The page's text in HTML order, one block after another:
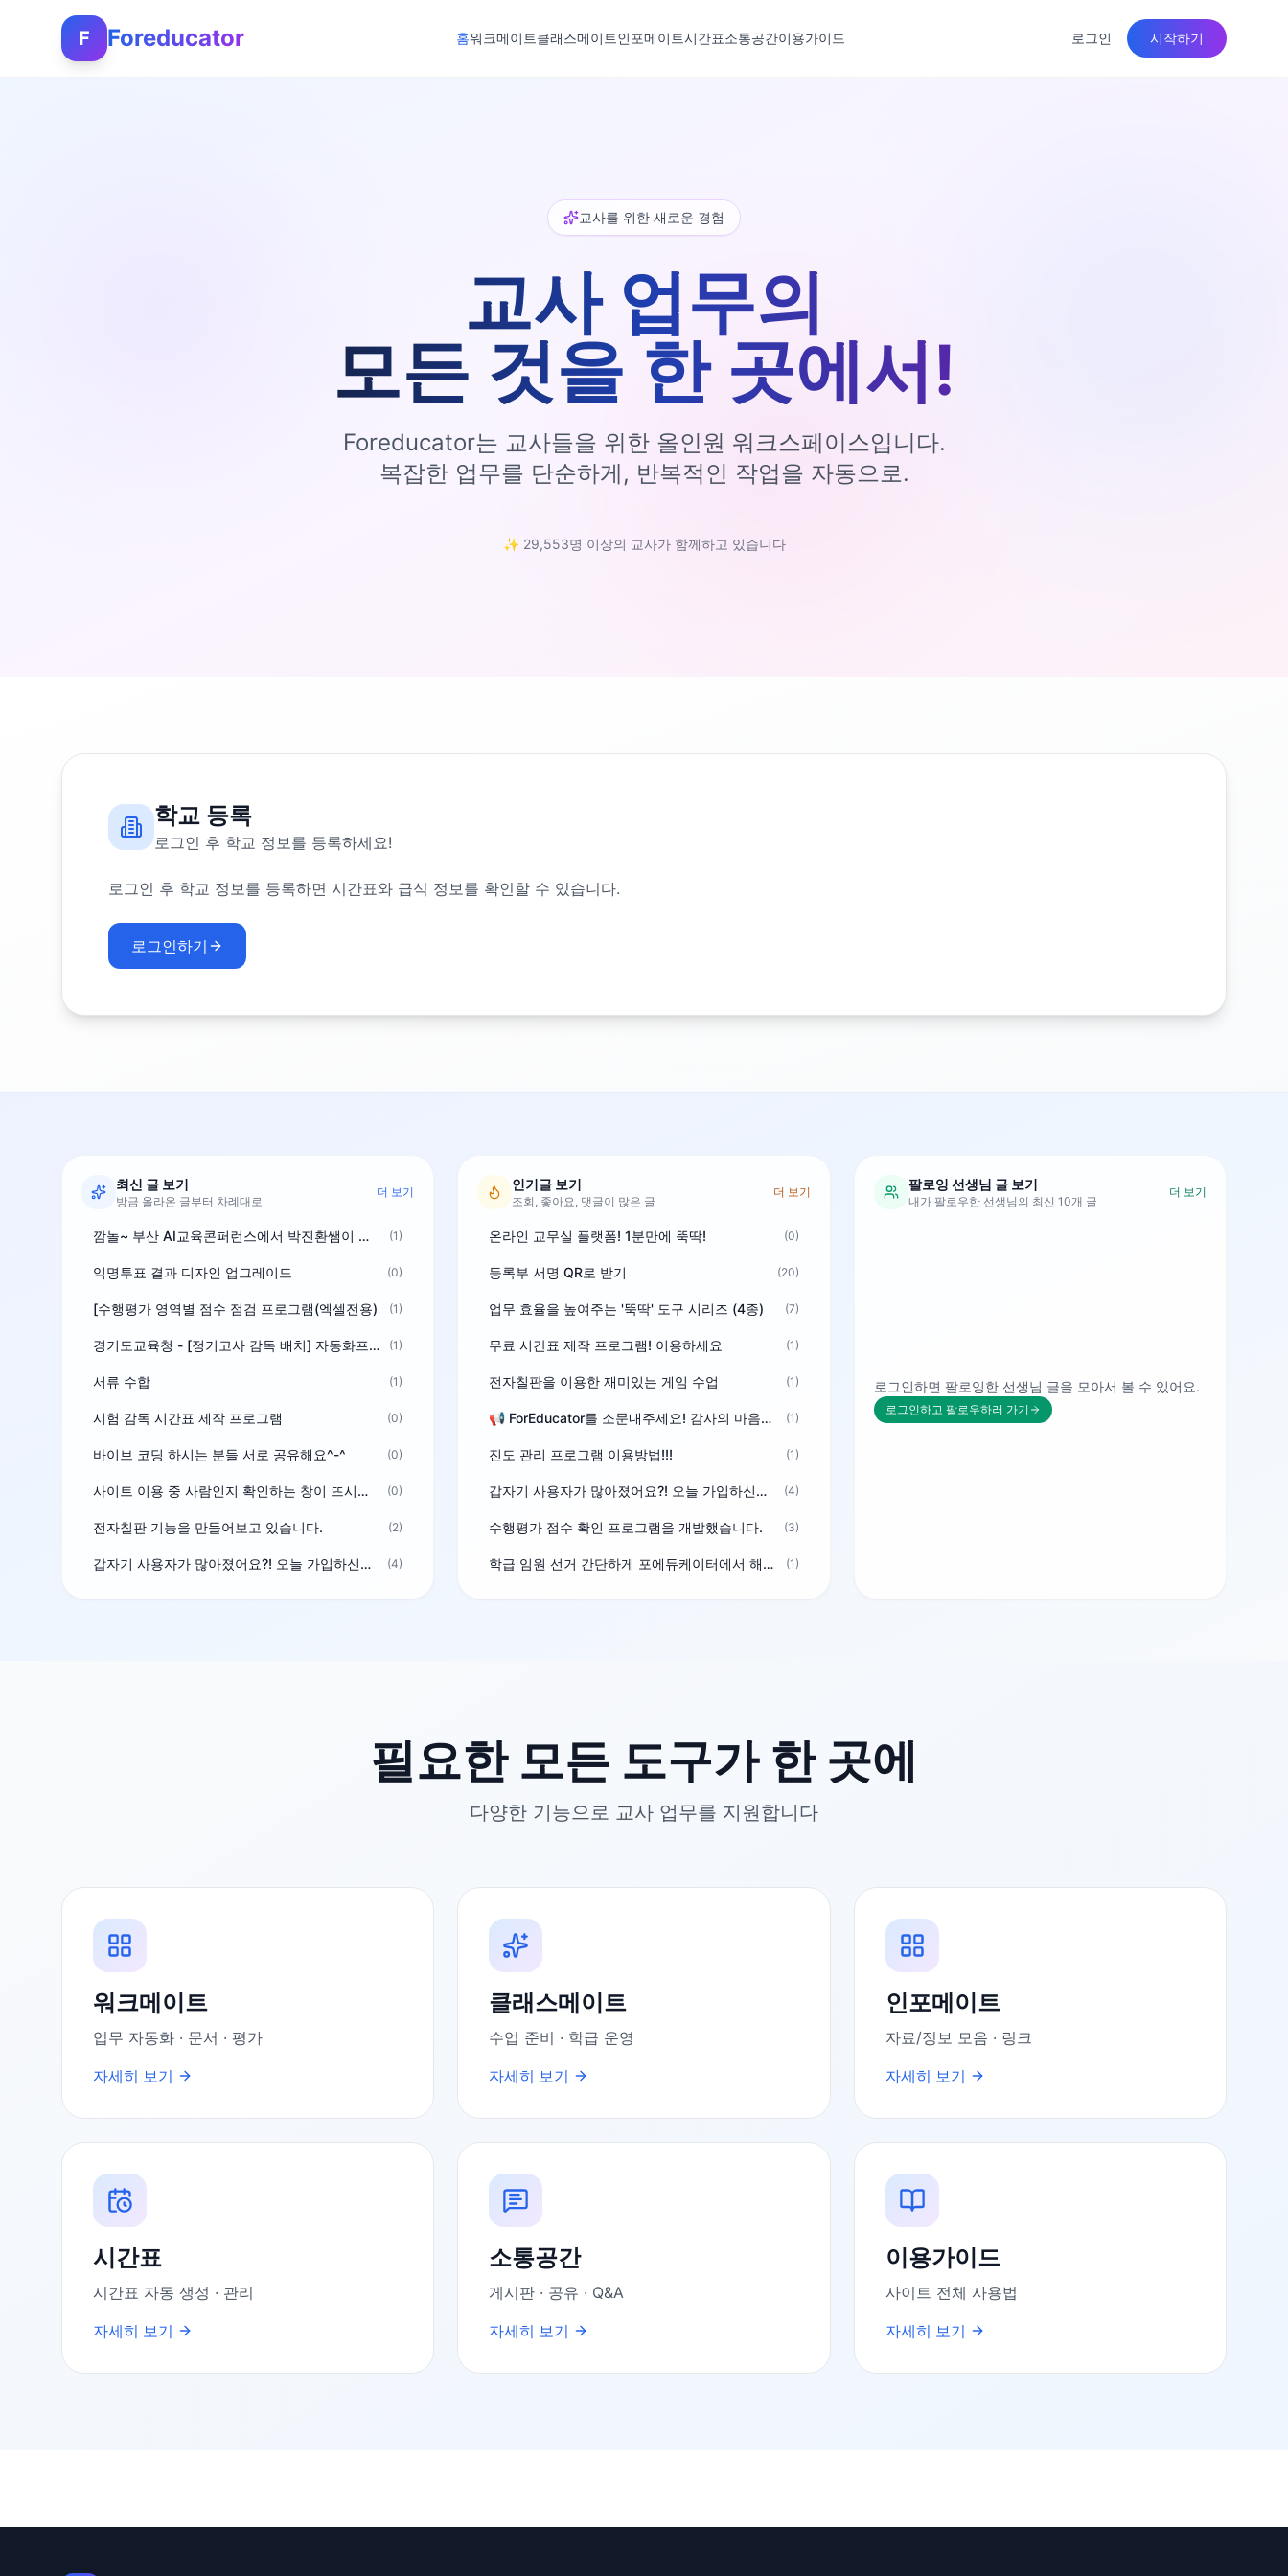
F Foreducator 홈워크메이트클래스메이트인포메이트시간표소통공간이용가이드 로그인 시작하기
교사를 위한 새로운 경험
교사 업무의
모든 것을 한 곳에서!
Foreducator는 교사들을 위한 올인원 워크스페이스입니다.
복잡한 업무를 단순하게, 반복적인 작업을 자동으로.
✨ 29,553명 이상의 교사가 함께하고 있습니다
학교 등록
로그인 후 학교 정보를 등록하세요!
로그인 후 학교 정보를 등록하면 시간표와 급식 정보를 확인할 수 있습니다.
로그인하기
최신 글 보기
방금 올라온 글부터 차례대로
더 보기
깜놀~ 부산 AI교육콘퍼런스에서 박진환쌤이 상받으려 나오셨네요~ ^^ (1)
익명투표 결과 디자인 업그레이드 (0)
[수행평가 영역별 점수 점검 프로그램(엑셀전용) (1)
경기도교육청 - [정기고사 감독 배치] 자동화프로그램 보급 (1)
서류 수합 (1)
시험 감독 시간표 제작 프로그램 (0)
바이브 코딩 하시는 분들 서로 공유해요^-^ (0)
사이트 이용 중 사람인지 확인하는 창이 뜨시는 분은 알려주세요 (0)
전자칠판 기능을 만들어보고 있습니다. (2)
갑자기 사용자가 많아졌어요?! 오늘 가입하신분^^ (4)
인기글 보기
조회, 좋아요, 댓글이 많은 글
더 보기
온라인 교무실 플랫폼! 1분만에 뚝딱! (0)
등록부 서명 QR로 받기 (20)
업무 효율을 높여주는 '뚝딱' 도구 시리즈 (4종) (7)
무료 시간표 제작 프로그램! 이용하세요 (1)
전자칠판을 이용한 재미있는 게임 수업 (1)
📢 ForEducator를 소문내주세요! 감사의 마음을 담은 포인트 선물 (1)
진도 관리 프로그램 이용방법!!! (1)
갑자기 사용자가 많아졌어요?! 오늘 가입하신분^^ (4)
수행평가 점수 확인 프로그램을 개발했습니다. (3)
학급 임원 선거 간단하게 포에듀케이터에서 해결하세요! (1)
팔로잉 선생님 글 보기
내가 팔로우한 선생님의 최신 10개 글
더 보기
로그인하면 팔로잉한 선생님 글을 모아서 볼 수 있어요.
로그인하고 팔로우하러 가기
필요한 모든 도구가 한 곳에
다양한 기능으로 교사 업무를 지원합니다
워크메이트
업무 자동화 · 문서 · 평가
자세히 보기
클래스메이트
수업 준비 · 학급 운영
자세히 보기
인포메이트
자료/정보 모음 · 링크
자세히 보기
시간표
시간표 자동 생성 · 관리
자세히 보기
소통공간
게시판 · 공유 · Q&A
자세히 보기
이용가이드
사이트 전체 사용법
자세히 보기